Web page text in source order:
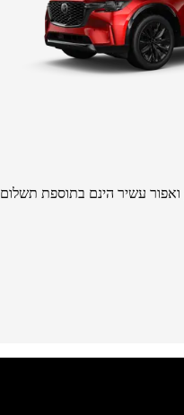
הינם בתוספת תשלום של 3,000 ₪. (כולל